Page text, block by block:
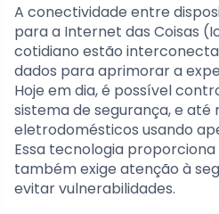
A conectividade entre
para a Internet das Coisas
cotidiano estão
dados para aprimorar a
Hoje em dia, é possível
sistema de segurança, e até
eletrodomésticos usando
Essa tecnologia
também exige atenção à
evitar vulnerabilidades.